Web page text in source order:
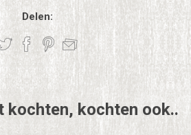
Delen:
kochten, kochten ook..